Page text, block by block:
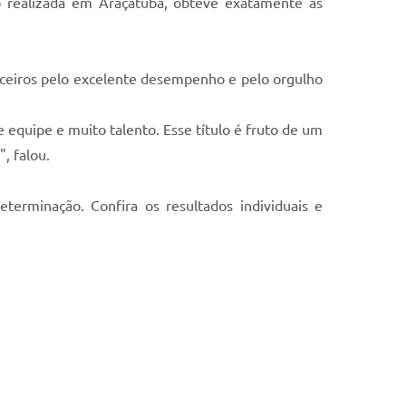
pelo excelente desempenho e pelo orgulho
equipe e muito talento. Esse título é fruto de um
falou.
Confira os resultados individuais e